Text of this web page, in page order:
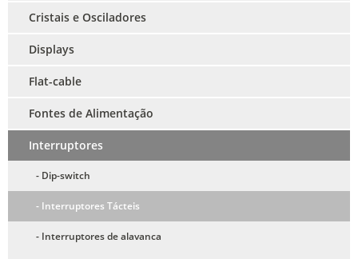
Cristais e Osciladores
Displays
Flat-cable
Fontes de Alimentação
Interruptores
- Dip-switch
- Interruptores Tácteis
- Interruptores de alavanca